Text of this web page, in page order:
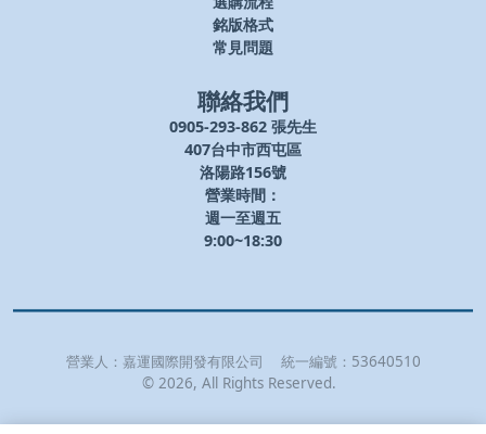
銘版格式
常見問題
聯絡我們
0905-293-862 張先生
407台中市西屯區
洛陽路156號
營業時間：
週一至週五
9:00~18:30
營業人： 嘉運國際開發有限公司 統一編號： 53640510
© 2026, All Rights Reserved.